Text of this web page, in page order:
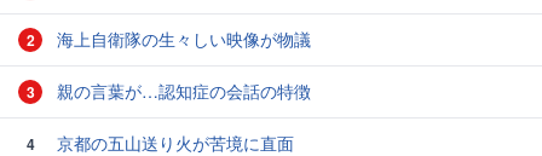
2 海上自衛隊の生々しい映像が物議
3 親の言葉が…認知症の会話の特徴
4 京都の五山送り火が苦境に直面